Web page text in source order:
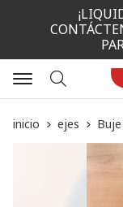
Buscar
inicio ejes